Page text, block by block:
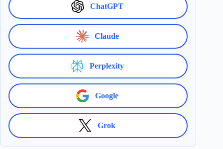
ChatGPT
Claude
Perplexity
Google
Grok